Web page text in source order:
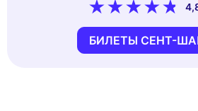
БИЛЕТЫ СЕНТ-